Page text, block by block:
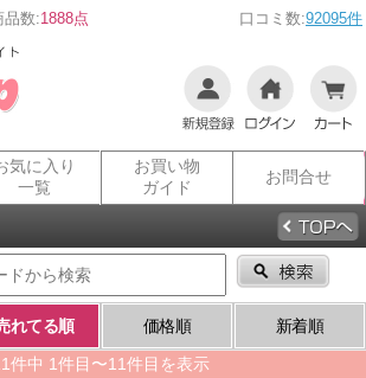
品数:1888点 口コミ数:92095件
気に入り
一覧
お買い物
ガイド
お問合せ
れてる順 価格順
新着順
件中 1件目〜11件目を表示